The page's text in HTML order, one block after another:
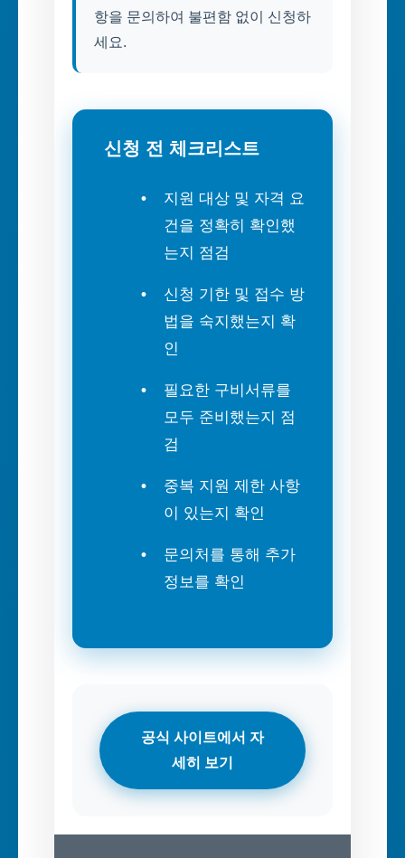
항을 문의하여 불편함 없이 신청하
세요.
신청 전 체크리스트
지원 대상 및 자격 요
건을 정확히 확인했
는지 점검
신청 기한 및 접수 방
법을 숙지했는지 확
인
필요한 구비서류를
모두 준비했는지 점
검
중복 지원 제한 사항
이 있는지 확인
문의처를 통해 추가
정보를 확인
공식 사이트에서 자
세히 보기